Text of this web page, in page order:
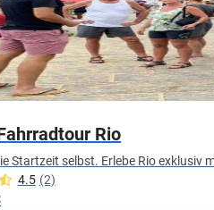
Rio
Startzeit selbst. Erlebe Rio exklusiv
4.5 (2)